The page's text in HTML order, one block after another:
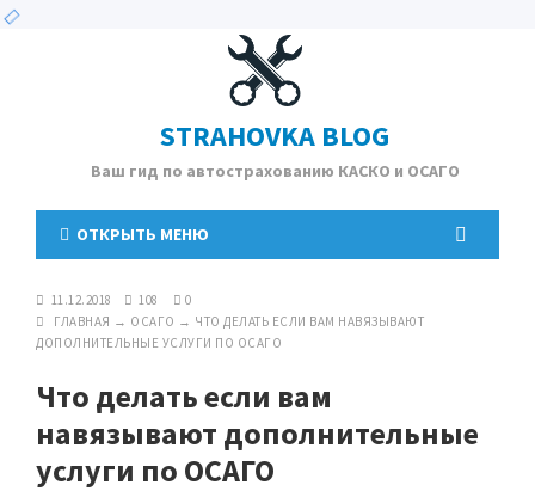
STRAHOVKA BLOG
Ваш гид по автострахованию КАСКО и ОСАГО
ОТКРЫТЬ МЕНЮ
11.12.2018 108
0
ГЛАВНАЯ → ОСАГО → ЧТО ДЕЛАТЬ ЕСЛИ ВАМ НАВЯЗЫВАЮТ
ДОПОЛНИТЕЛЬНЫЕ УСЛУГИ ПО ОСАГО
Что делать если вам
навязывают дополнительные
услуги по ОСАГО